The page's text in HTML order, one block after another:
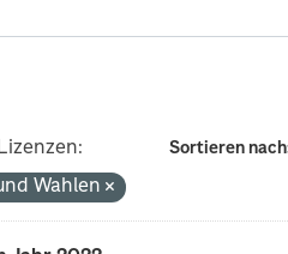
Sortieren nach
Lizenzen:
Wahlen